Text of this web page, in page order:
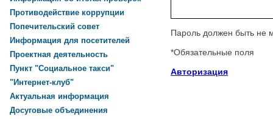
Пароль должен быть не
*Обязательные поля
Авторизация
Противодействие коррупции
Попечительский совет
Информация для посетителей
Проектная деятельность
Пункт "Социальное такси"
"Интернет-клуб"
Актуальная информация
Досуговые объединения